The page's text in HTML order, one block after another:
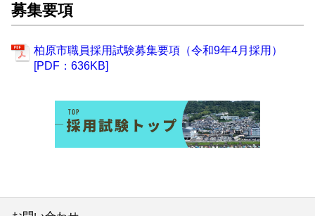
募集要項
柏原市職員採用試験募集要項（令和9年4月採用）
[PDF：636KB]